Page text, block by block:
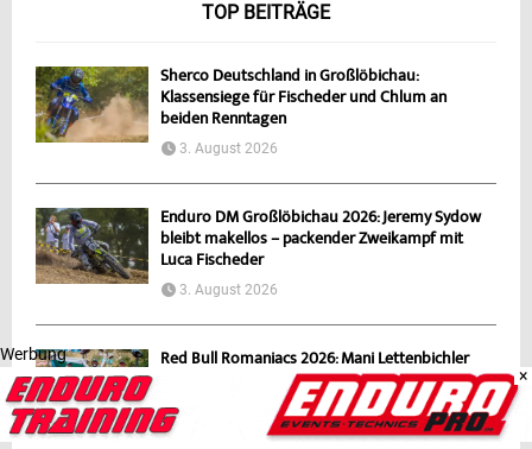
TOP BEITRÄGE
Sherco Deutschland in Großlöbichau:
Klassensiege für Fischeder und Chlum an
beiden Renntagen
3. August 2026
Enduro DM Großlöbichau 2026: Jeremy Sydow
bleibt makellos – packender Zweikampf mit
Luca Fischeder
3. August 2026
Red Bull Romaniacs 2026: Mani Lettenbichler
holt historischen siebten Gesamtsieg
2. August 2026
Werbung
×